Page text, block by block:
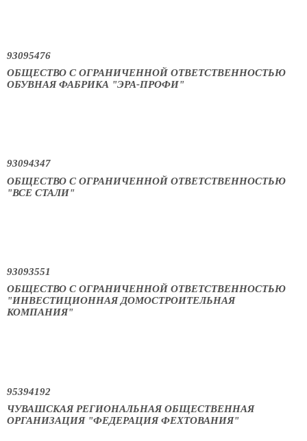
93095476
ОБЩЕСТВО С ОГРАНИЧЕННОЙ ОТВЕТСТВЕННОСТЬЮ
ОБУВНАЯ ФАБРИКА "ЭРА-ПРОФИ"
93094347
ОБЩЕСТВО С ОГРАНИЧЕННОЙ ОТВЕТСТВЕННОСТЬЮ
"ВСЕ СТАЛИ"
93093551
ОБЩЕСТВО С ОГРАНИЧЕННОЙ ОТВЕТСТВЕННОСТЬЮ
"ИНВЕСТИЦИОННАЯ ДОМОСТРОИТЕЛЬНАЯ
КОМПАНИЯ"
95394192
ЧУВАШСКАЯ РЕГИОНАЛЬНАЯ ОБЩЕСТВЕННАЯ
ОРГАНИЗАЦИЯ "ФЕДЕРАЦИЯ ФЕХТОВАНИЯ"